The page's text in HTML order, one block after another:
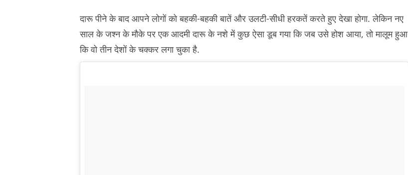
दारू पीने के बाद आपने लोगों को बहकी-बहकी बातें और उलटी-सीधी हरकतें करते हुए देखा होगा. लेकिन नए
साल के जश्न के मौके पर एक आदमी दारू के नशे में कुछ ऐसा डूब गया कि जब उसे होश आया, तो मालूम हुआ
कि वो तीन देशों के चक्कर लगा चुका है.